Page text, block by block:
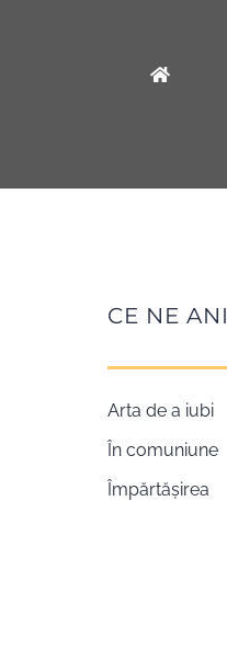
CE NE
Arta de a iubi
În comuniune
Împărtășirea